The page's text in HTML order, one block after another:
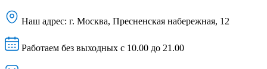
Наш адрес: г. Москва, Пресненская набережная, 12
Работаем без выходных с 10.00 до 21.00